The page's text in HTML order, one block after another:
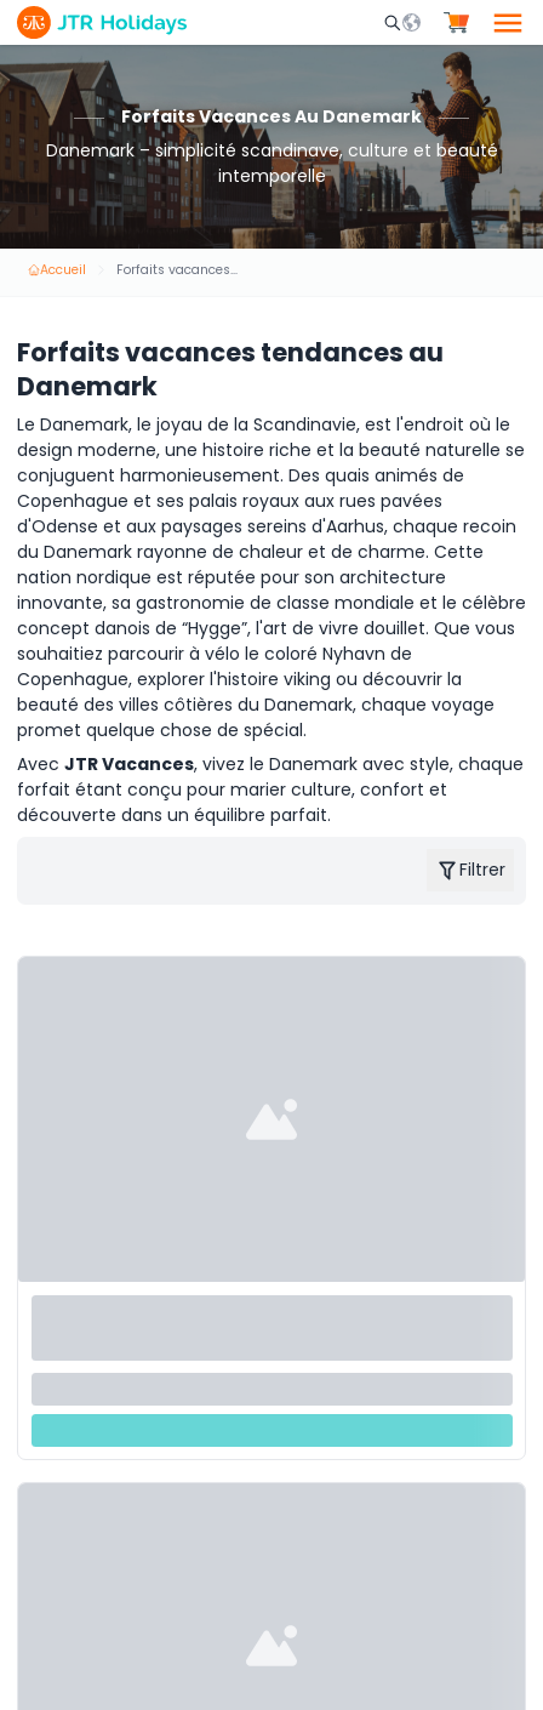
Mobile Search
Forfaits Vacances Au Danemark
Danemark – simplicité scandinave, culture et beauté
intemporelle
Accueil Forfaits vacances au Danemark
Forfaits vacances tendances au
Danemark
Le Danemark, le joyau de la Scandinavie, est l'endroit où le
design moderne, une histoire riche et la beauté naturelle se
conjuguent harmonieusement. Des quais animés de
Copenhague et ses palais royaux aux rues pavées
d'Odense et aux paysages sereins d'Aarhus, chaque recoin
du Danemark rayonne de chaleur et de charme. Cette
nation nordique est réputée pour son architecture
innovante, sa gastronomie de classe mondiale et le célèbre
concept danois de “Hygge”, l'art de vivre douillet. Que vous
souhaitiez parcourir à vélo le coloré Nyhavn de
Copenhague, explorer l'histoire viking ou découvrir la
beauté des villes côtières du Danemark, chaque voyage
promet quelque chose de spécial.
Avec JTR Vacances, vivez le Danemark avec style, chaque
forfait étant conçu pour marier culture, confort et
découverte dans un équilibre parfait.
Filtrer